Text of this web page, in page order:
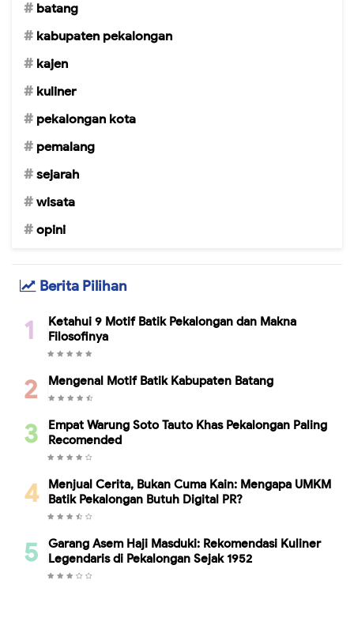
batang
kabupaten pekalongan
kajen
kuliner
pekalongan kota
pemalang
sejarah
wisata
opini
Berita Pilihan
Ketahui 9 Motif Batik Pekalongan dan Makna
Filosofinya
Mengenal Motif Batik Kabupaten Batang
Empat Warung Soto Tauto Khas Pekalongan Paling
Recomended
Menjual Cerita, Bukan Cuma Kain: Mengapa UMKM
Batik Pekalongan Butuh Digital PR?
Garang Asem Haji Masduki: Rekomendasi Kuliner
Legendaris di Pekalongan Sejak 1952